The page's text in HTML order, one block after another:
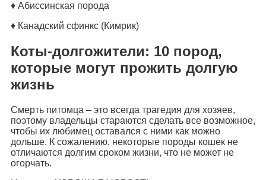
♦ Абиссинская порода
♦ Канадский сфинкс (Кимрик)
Коты-долгожители: 10 пород,
которые могут прожить долгую
жизнь
Смерть питомца – это всегда трагедия для хозяев,
поэтому владельцы стараются сделать все возможное,
чтобы их любимец оставался с ними как можно
дольше. К сожалению, некоторые породы кошек не
отличаются долгим сроком жизни, что не может не
огорчать.